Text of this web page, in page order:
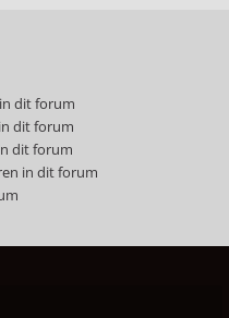
dit forum
dit forum
dit forum
in dit forum